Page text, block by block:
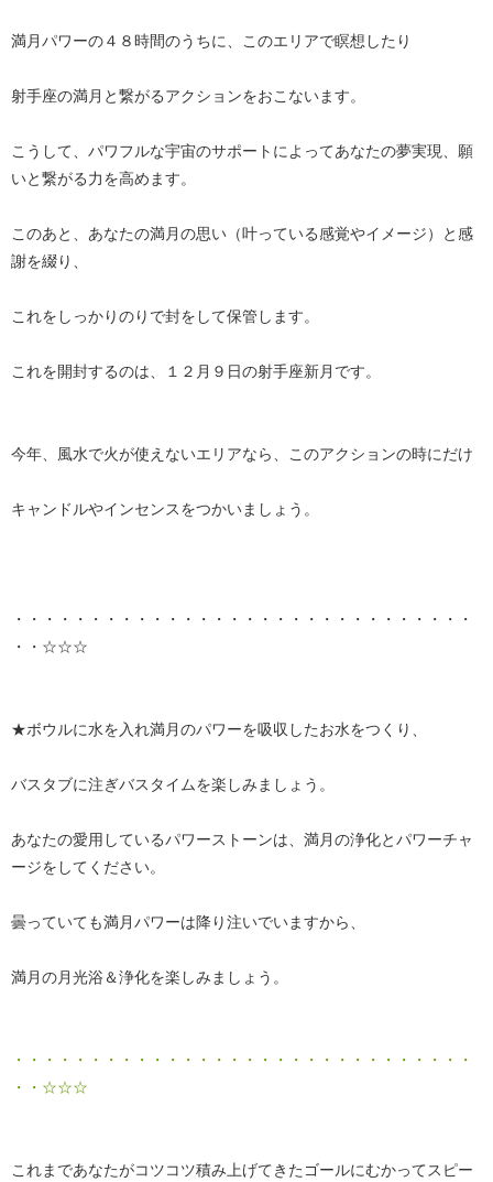
満月パワーの４８時間のうちに、このエリアで瞑想したり
射手座の満月と繋がるアクションをおこないます。
こうして、パワフルな宇宙のサポートによってあなたの夢実現、願
いと繋がる力を高めます。
このあと、あなたの満月の思い（叶っている感覚やイメージ）と感
謝を綴り、
これをしっかりのりで封をして保管します。
これを開封するのは、１２月９日の射手座新月です。
今年、風水で火が使えないエリアなら、このアクションの時にだけ
キャンドルやインセンスをつかいましょう。
・・・・・・・・・・・・・・・・・・・・・・・・・・・・・・
・・☆☆☆
★ボウルに水を入れ満月のパワーを吸収したお水をつくり、
バスタブに注ぎバスタイムを楽しみましょう。
あなたの愛用しているパワーストーンは、満月の浄化とパワーチャ
ージをしてください。
曇っていても満月パワーは降り注いでいますから、
満月の月光浴＆浄化を楽しみましょう。
・・・・・・・・・・・・・・・・・・・・・・・・・・・・・・
・・☆☆☆
これまであなたがコツコツ積み上げてきたゴールにむかってスピー